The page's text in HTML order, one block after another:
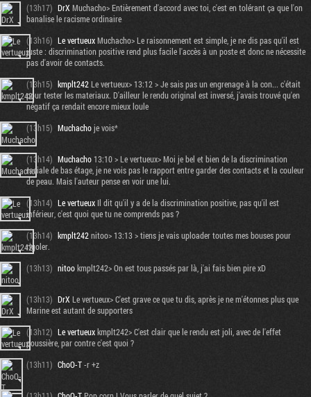
(13h17) DrX Muchacho> Entièrement d'accord avec toi, c'est en tolérant ça que l'on
banalise le racisme ordinaire
(13h16) Le vertueuxMuchacho> Le raisonnement est simple, je ne dis pas qu'il est
juste : discrimination positive rend plus facile l'accès à un poste et donc ne nécessite
pas d'avoir de contacts.
(13h15) kmplt242Le vertueux> 13:12 > Je sais pas un engrenage à la con... c'était
pour tester les materiaux. D'ailleur le rendu original est inversé, j'avais trouvé qu'en
négatif ça rendait encore mieux loule
(13h15) Muchachoje vois*
(13h14) Muchacho13:10 > Le vertueux> Moi je bel et bien de la discrimination
raciale de bas étage, je ne vois pas le rapport entre garder des contacts et la couleur
de peau. Mais l'auteur pense en voir une lui.
(13h14) Le vertueux Il dit qu'il y a de la discrimination positive, pas qu'il est
inférieur, c'est quoi que tu ne comprends pas ?
(13h14) kmplt242nitoo> 13:13 > tiens je vais uploader toutes mes bouses pour
rigoler.
(13h13) nitookmplt242> On est tous passés par là, j'ai fais bien pire xD
(13h13) DrX Le vertueux> C'est grave ce que tu dis, après je ne m'étonnes plus que
Marine est autant de supporters
(13h12) Le vertueuxkmplt242> C'est clair que le rendu est joli, avec de l'effet
poussière, par contre c'est quoi ?
(13h11) ChoO-T-r +z